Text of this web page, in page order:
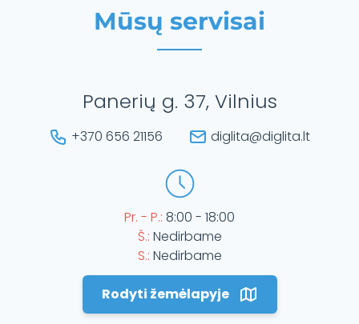
Mūsų servisai
Panerių g. 37, Vilnius
+370 656 21156 diglita@diglita.lt
Pr. - P.: 8:00 - 18:00
Š.: Nedirbame
S.: Nedirbame
Rodyti žemėlapyje